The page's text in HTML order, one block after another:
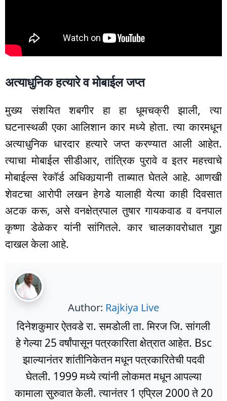
अत्याधुनिक हत्यारे व मोबाईल जप्त
मुख्य संशयित शबगीर हा हा धूमचक्री झाली, त्या
घटनास्थळी एका आलिशान कार मध्ये होता. त्या कारमधून
अत्याधुनिक धारदार हत्यारे जप्त करण्यात आली आहेत.
त्याचा मोबाईल सीडीआर, तांत्रिक पुरावे व इतर महत्त्वाचे
मोबाईल्स रेकॉर्ड अधिकार्‍यानी ताब्यात घेतले आहे. आणखी
शेवटचा आरोपी लखन हेगडे यालाही येत्या काही दिवसात
अटक करू, असे वनक्षेत्रपाल तुषार गायकवाड व वनपाल
कृष्णा डेळेकर यांनी सांगितले. कार चालकावरोधात गुुहा
दाखल केला आहे.
Author: Rajkiya Live
दिनेशकुमार ऐतवडे रा. समडोली ता. मिरज जि. सांगली
हे गेल्या 25 वर्षांपासून पत्रकारिता क्षेत्रात आहेत. Bsc
झाल्यानंतर शांतीनिकेतन मधून पत्रकारितेची पदवी
घेतली. 1999 मध्ये त्यांनी लोकमत मधून आपल्या
कामाला सुरुवात केली. त्यानंतर 1 एप्रिल 2000 ते 20